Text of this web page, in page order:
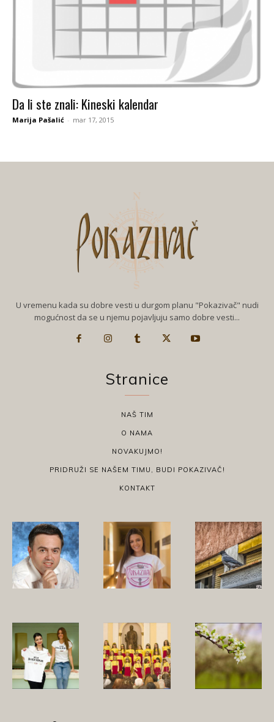
Da li ste znali: Kineski kalendar
Marija Pašalić - mar 17, 2015
U vremenu kada su dobre vesti u durgom planu "Pokazivač" nudi
mogućnost da se u njemu pojavljuju samo dobre vesti...
Stranice
NAŠ TIM
O NAMA
NOVAKUJMO!
PRIDRUŽI SE NAŠEM TIMU, BUDI POKAZIVAČ!
KONTAKT